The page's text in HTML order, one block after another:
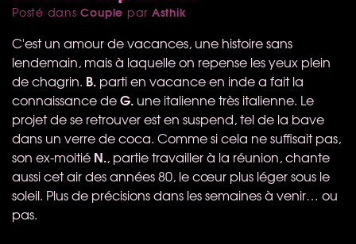
Posté dansCouple par Asthik
C'est un amour de vacances, une histoire sans
lendemain, mais à laquelle on repense les yeux plein
de chagrin. B. parti en vacance en inde a fait la
connaissance deG. une italienne très italienne. Le
projet de se retrouver est en suspend, tel de la bave
dans un verre de coca. Comme si cela ne suffisait pas,
son ex-moitié N., partie travailler à la réunion, chante
aussi cet air des années 80, le cœur plus léger sous le
soleil. Plus de précisions dans les semaines à venir… ou
pas.